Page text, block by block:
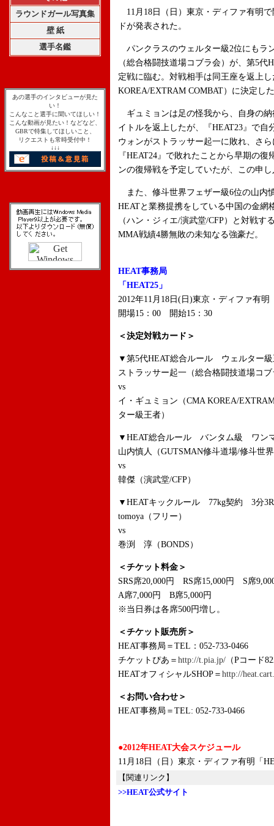
ラウンドガール写真集
壁 紙
選手名鑑
あの選手のインタビューが見た
い！
こんなこと選手に聞いてほしい！
こんな動画が見たい！などなど、
GBRで特集してほしいこと、
リクエストも常時受付中！
↓↓↓
11月18日（日）東京・ディファ有明
ドが発表された。
パンクラスのウェルター級2位にもラ
（総合格闘技道場コブラ会）が、第5
定戦に臨む。対戦相手は同王座を返上
KOREA/EXTRAM COMBAT）に決定し
ギュミョンは足の怪我から、自身の
イトルを返上したが、『HEAT23』で
ウォンがストラッサー起一に敗れ、さ
『HEAT24』で敗れたことから早期の
ンの復帰戦を予定していたが、この申
また、修斗世界フェザー級6位の山内
HEATと業務提携をしている中国の金網
（ハン・ジィエ/演武堂/CFP）と対戦す
MMA戦績4勝無敗の未知なる強豪だ。
HEAT事務局
「HEAT25」
2012年11月18日(日)東京・ディファ有明
開場15：00 開始15：30
＜決定対戦カード＞
▼第5代HEAT総合ルール ウェルター
ストラッサー起一（総合格闘技道場コ
vs
イ・ギュミョン（CMA KOREA/
ター級王者）
▼HEAT総合ルール バンタム級 ワン
山内慎人（GUTSMAN修斗道場/修斗世
vs
韓傑（演武堂/CFP）
▼HEATキックルール 77kg契約 3分3R
tomoya（フリー）
vs
巻渕 淳（BONDS）
＜チケット料金＞
SRS席20,000円 RS席15,000円 S席
A席7,000円 B席5,000円
※当日券は各席500円増し。
＜チケット販売所＞
HEAT事務局＝TEL：052-733-0466
チケットぴあ＝ http://t.pia.jp/ （Pコード
HEATオフィシャルSHOP＝ http://
＜お問い合わせ＞
HEAT事務局＝TEL: 052-733-0466
●2012年HEAT大会スケジュール
11月18日（日）東京・ディファ有明「
【関連リンク】
>>HEAT公式サイト